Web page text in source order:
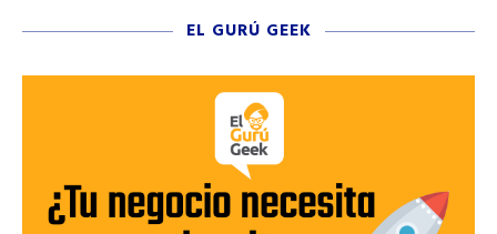
EL GURÚ GEEK